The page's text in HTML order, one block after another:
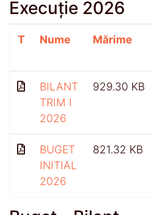
Execuție 2026
T Nume Mărime
BILANT
TRIM I
2026
929.30 KB
BUGET
INITIAL
2026
821.32 KB